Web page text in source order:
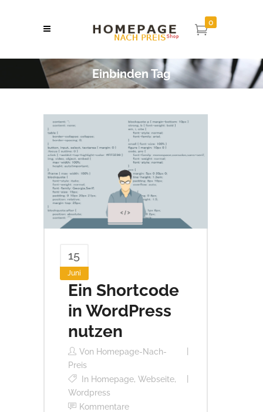
0
Einbinden Tag
15
Juni
Ein Shortcode
in WordPress
nutzen
Von Homepage-Nach-
Preis
In Homepage, Webseite,
Wordpress
Kommentare